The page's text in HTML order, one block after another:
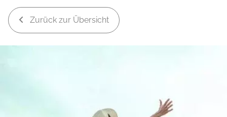
Zurück zur Übersicht